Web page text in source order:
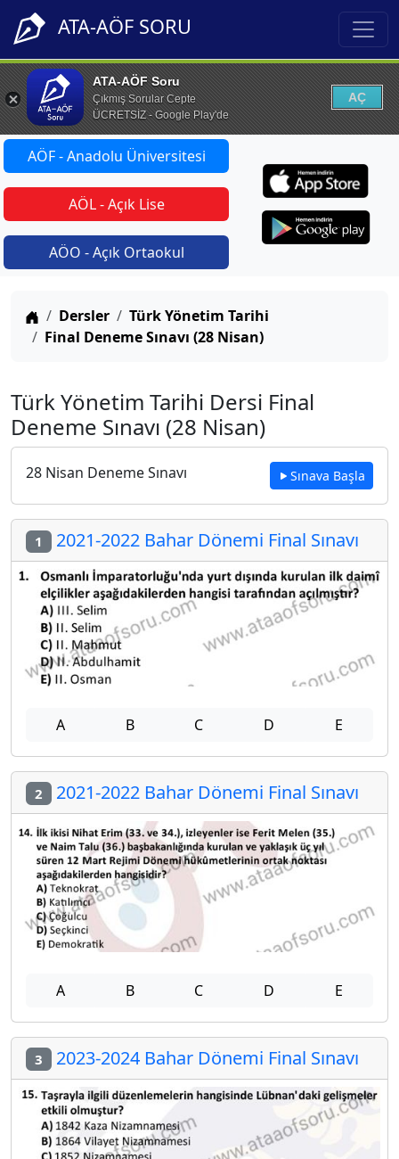
ATA-AÖF SORU
ATA-AÖF Soru
Çıkmış Sorular Cepte
ÜCRETSİZ - Google Play'de
AÇ
AÖF - Anadolu Üniversitesi
AÖL - Açık Lise
AÖO - Açık Ortaokul
Anasayfa
Dersler
Türk Yönetim Tarihi
Final Deneme Sınavı (28 Nisan)
Türk Yönetim Tarihi Dersi Final
Deneme Sınavı (28 Nisan)
28 Nisan Deneme Sınavı Sınava Başla
1 2021-2022 Bahar Dönemi Final Sınavı
A B C D E
2 2021-2022 Bahar Dönemi Final Sınavı
A B C D E
3 2023-2024 Bahar Dönemi Final Sınavı